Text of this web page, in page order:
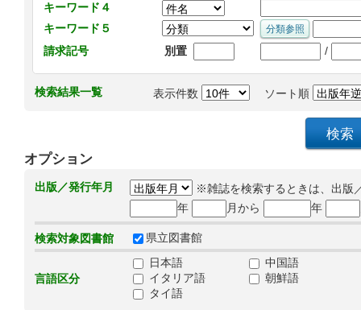
キーワード４
キーワード５
請求記号
別置 /
検索結果一覧 表示件数 ソート順
オプション
出版／発行年月
※雑誌を検索するときは、出版
年
月から 年
検索対象図書館 県立図書館
言語区分
日本語
中国語
イタリア語
朝鮮語
タイ語